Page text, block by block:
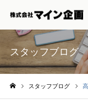
スタッフブログ
スタッフブログ